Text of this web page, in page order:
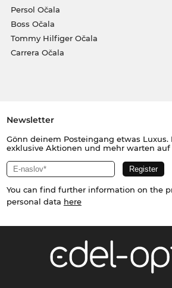
Persol Očala
Boss Očala
Tommy Hilfiger Očala
Carrera Očala
Newsletter
Gönn deinem Posteingang etwas Luxus.
exklusive Aktionen und mehr warten auf
You can find further information on the
personal data here